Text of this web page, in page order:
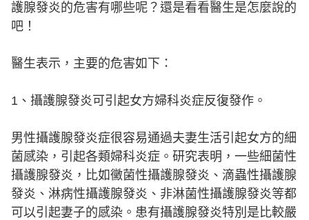
護腺發炎的危害有哪些呢？還是看看醫生是怎麼說的
吧！
醫生表示，主要的危害如下：
1、攝護腺發炎可引起女方婦科炎症反復發作。
男性攝護腺發炎症很容易通過夫妻生活引起女方的細
菌感染，引起各類婦科炎症。研究表明，一些細菌性
攝護腺發炎，比如黴菌性攝護腺發炎、滴蟲性攝護腺
發炎、淋病性攝護腺發炎、非淋菌性攝護腺發炎等都
可以引起妻子的感染。患有攝護腺發炎特別是比較嚴